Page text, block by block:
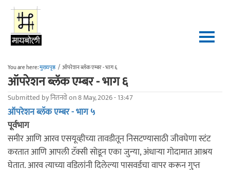
Skip to main content
You are here:मुख्यपृष्ठ / ऑपरेशन ब्लॅक एम्बर - भाग ६
ऑपरेशन ब्लॅक एम्बर - भाग ६
Submitted byनितनवेon 8 May, 2026 - 13:47
ऑपरेशन ब्लॅक एम्बर - भाग ५
पूर्वभाग
समीर आणि आरव एसयूव्हीच्या तावडीतून निसटण्यासाठी जीवघेणा स्टंट
करतात आणि आपली टॅक्सी सोडून एका जुन्या, अंधाऱ्या गोदामात आश्रय
घेतात. आरव त्याच्या वडिलांनी दिलेल्या पासवर्डचा वापर करून गुप्त